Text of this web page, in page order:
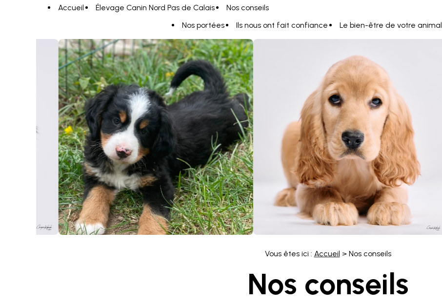
Accueil Élevage Canin Nord Pas de Calais
Nos conseils
Nos portées
Ils nous ont fait confiance Le bien-être de votre animal
Vous êtes ici : Accueil > Nos conseils
Nos conseils
Panneau de gestion des cookies